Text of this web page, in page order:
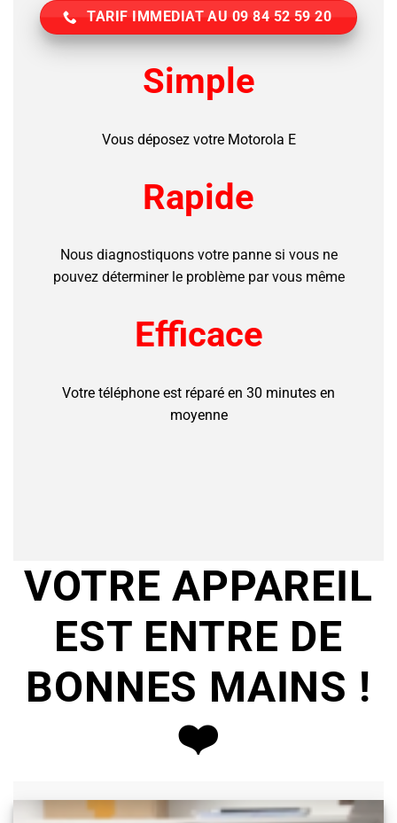
TARIF IMMEDIAT AU 09 84 52 59 20
Simple
Vous déposez votre Motorola E
Rapide
Nous diagnostiquons votre panne si vous ne
pouvez déterminer le problème par vous même
Efficace
Votre téléphone est réparé en 30 minutes en
moyenne
VOTRE APPAREIL
EST ENTRE DE
BONNES MAINS !
❤️